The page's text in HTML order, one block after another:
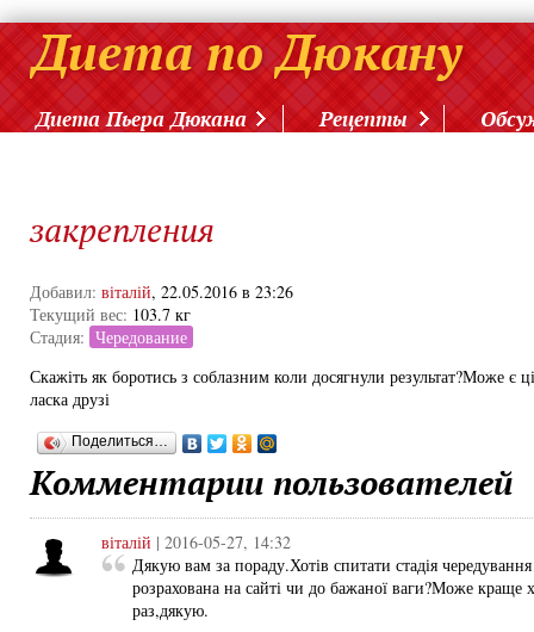
Диета Пьера Дюкана Рецепты
закрепления
Добавил: віталій, 22.05.2016 в 23:26
Текущий вес: 103.7 кг
Стадия: Чередование
Скажіть як боротись з соблазним коли досягнули результат?Може є
ласка друзі
Поделиться…
Комментарии пользователей
віталій | 2016-05-27, 14:32
Дякую вам за пораду.Хотів спитати стадія
розрахована на сайті чи до бажаної ваги?Може краще
раз,дякую.